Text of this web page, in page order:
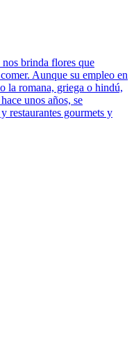
brinda flores que
Aunque su empleo en
la romana, griega o hindú,
unos años, se
restaurantes gourmets y